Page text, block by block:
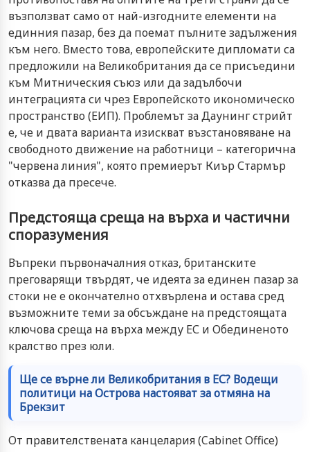
възползват само от най-изгодните елементи на
единния пазар, без да поемат пълните задължения
към него. Вместо това, европейските дипломати са
предложили на Великобритания да се присъедини
към Митническия съюз или да задълбочи
интеграцията си чрез Европейското икономическо
пространство (ЕИП). Проблемът за Даунинг стрийт
е, че и двата варианта изискват възстановяване на
свободното движение на работници – категорична
"червена линия", която премиерът Киър Стармър
отказва да пресече.
Предстояща среща на върха и частични
споразумения
Въпреки първоначалния отказ, британските
преговарящи твърдят, че идеята за единен пазар за
стоки не е окончателно отхвърлена и остава сред
възможните теми за обсъждане на предстоящата
ключова среща на върха между ЕС и Обединеното
кралство през юли.
Ще се върне ли Великобритания в ЕС? Водещи
политици на Острова настояват за отмяна на
Брекзит
От правителствената канцелария (Cabinet Office)